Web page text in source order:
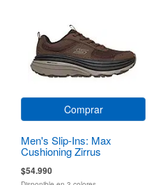
Comprar
Men's Slip-Ins: Max
Cushioning Zirrus
Zirrostratus
$54.990